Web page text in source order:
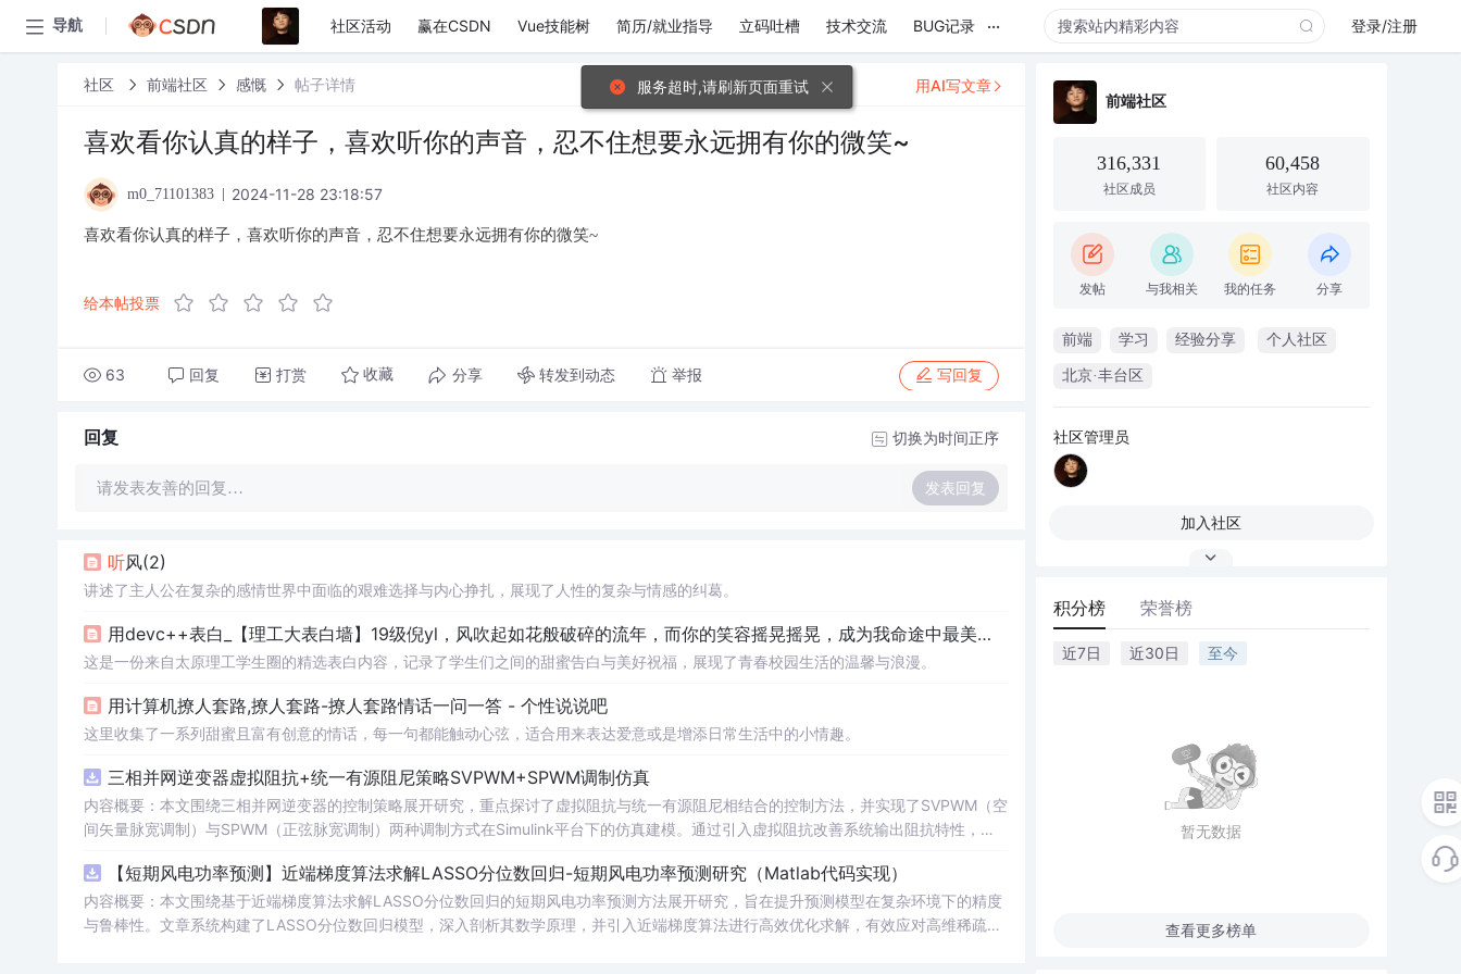
导航 社区活动 赢在CSDN Vue技能树 简历/就业指导 立码吐槽 技术交流 BUG记录 ... 登录/注册
社区 前端社区 感慨 帖子详情
喜欢看你认真的样子，喜欢听你的声音，忍不住想要永远拥有你的微笑~
m0_71101383 2024-11-28 23:18:57
喜欢看你认真的样子，喜欢听你的声音，忍不住想要永远拥有你的微笑~
给本帖投票
63 回复 打赏 收藏 分享 转发到动态 举报 写回复
用AI写文章
回复 切换为时间正序
请发表友善的回复… 发表回复
听风(2)
讲述了主人公在复杂的感情世界中面临的艰难选择与内心挣扎，展现了人性的复杂与情感的纠葛。
用devc++表白_【理工大表白墙】19级倪yl，风吹起如花般破碎的流年，而你的笑容摇晃摇晃，成为我命途中最美的点缀...
这是一份来自太原理工学生圈的精选表白内容，记录了学生们之间的甜蜜告白与美好祝福，展现了青春校园生活的温馨与浪漫。
用计算机撩人套路,撩人套路-撩人套路情话一问一答 - 个性说说吧
这里收集了一系列甜蜜且富有创意的情话，每一句都能触动心弦，适合用来表达爱意或是增添日常生活中的小情趣。
三相并网逆变器虚拟阻抗+统一有源阻尼策略SVPWM+SPWM调制仿真
内容概要：本文围绕三相并网逆变器的控制策略展开研究，重点探讨了虚拟阻抗与统一有源阻尼相结合的控制方法，并实现了SVPWM（空
间矢量脉宽调制）与SPWM（正弦脉宽调制）两种调制方式在Simulink平台下的仿真建模。通过引入虚拟阻抗改善系统输出阻抗特性，结
制策略的设计、调制算法的实现、动态响应分析及谐波抑制效果评估，同时拓展涉及正负序分离、中点电位平衡、DPWMA调制等关键技
术，构建了完整的高性能并网逆变器控制系统仿真体系。; 适合人群：适用于从事电力电子、新能源发电、智能电网及相关领域的研究生、
科研人员和工程技术人员，特别是具备三相并网逆变器控制理论基础并熟悉MATLAB/Simulink仿真环境的专业人士；; 使用场景及目标：
【短期风电功率预测】近端梯度算法求解LASSO分位数回归-短期风电功率预测研究（Matlab代码实现）
内容概要：本文围绕基于近端梯度算法求解LASSO分位数回归的短期风电功率预测方法展开研究，旨在提升预测模型在复杂环境下的精度
与鲁棒性。文章系统构建了LASSO分位数回归模型，深入剖析其数学原理，并引入近端梯度算法进行高效优化求解，有效应对高维稀疏数
前端社区
316,331
社区成员
60,458
社区内容
发帖 与我相关 我的任务 分享
前端 学习 经验分享 个人社区
北京·丰台区
社区管理员
加入社区
积分榜 荣誉榜
近7日 近30日 至今
暂无数据
查看更多榜单
服务超时,请刷新页面重试